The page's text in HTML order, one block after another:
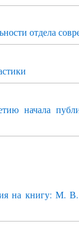
отдела
начала
на книгу: М.